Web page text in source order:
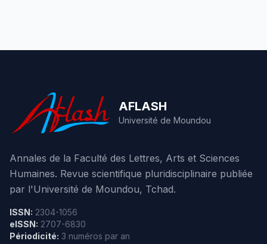
AFLASH
Université de Moundou
Annales de la Faculté des Lettres, Arts et Sciences
Humaines. Revue scientifique pluridisciplinaire publiée
par l'Université de Moundou, Tchad.
ISSN: 2304-1056
eISSN: 2707-6830
Périodicité: 3 numéros par an